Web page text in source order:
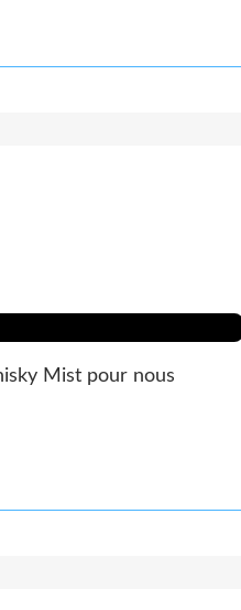
Mist pour nous